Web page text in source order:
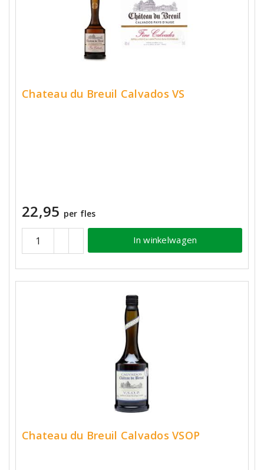
Chateau du Breuil Calvados VS
22,95 per fles
In winkelwagen
Chateau du Breuil Calvados VSOP